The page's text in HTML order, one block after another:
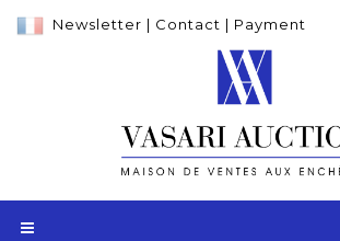
Newsletter | Contact | Payment